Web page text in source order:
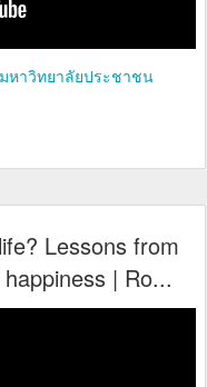
มหาวิทยาลัยประชาชน
Lessons from
| Ro...